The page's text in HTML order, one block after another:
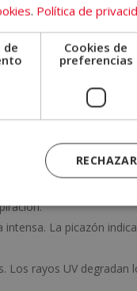
cada uno tiene
Puede ser entre 2 y 24
veces al día. Usa solo
toalla exclusiva para
La picazón
Los rayos UV degradan
. Política de
de
Cookies de
preferencias